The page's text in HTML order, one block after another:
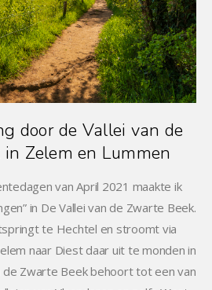
door de Vallei van de
Zelem en Lummen
van April 2021 maakte ik
in De Vallei van de Zwarte Beek.
te Hechtel en stroomt via
naar Diest daar uit te monden in
de Zwarte Beek behoort tot een van